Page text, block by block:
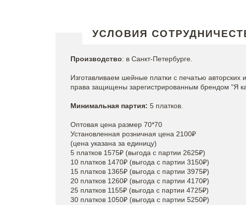
УСЛОВИЯ
Производство: в Санкт-Петербурге.
Изготавливаем шейные платки с печатью
права защищены зарегистрированным брендом "Я
Минимальная партия: 5 платков.
Оптовая цена размер 70*70
Установленная розничная цена 2100₽
(цена указана за единицу)
5 платков 1575₽ (выгода с партии 2625₽)
10 платков 1470₽ (выгода с партии 3150₽)
15 платков 1365₽ (выгода с партии 3975₽)
20 платков 1260₽ (выгода с партии 4170₽)
25 платков 1155₽ (выгода с партии 4725₽)
30 платков 1050₽ (выгода с партии 5250₽)